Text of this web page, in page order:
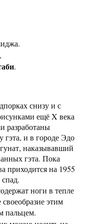
.
снизу и с
ещё X века
разработаны
гэта, и в городе Эдо
наказывавший
гэта. Пока
приходится на 1955
ноги в тепле
этим
пальцем.